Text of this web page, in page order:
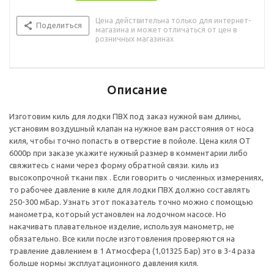
эксплуатационного давления киля.
Поделиться
Цена действительна только для интернет-
магазина и может отличаться от цен в
розничных магазинах
Описание
Изготовим киль для лодки ПВХ под заказ нужной вам длины,
установим воздушный клапан на нужное вам расстояния от носа
киля, чтобы точно попасть в отверстие в пойоле. Цена киля ОТ
6000р при заказе укажите нужный размер в комментарии либо
свяжитесь с нами через форму обратной связи. киль из
высокопрочной ткани пвх . Если говорить о численных измерениях,
то рабочее давление в киле для лодки ПВХ должно составлять
250-300 мБар. Узнать этот показатель точно можно с помощью
манометра, который установлен на лодочном насосе. Но
накачивать плавательное изделие, используя манометр, не
обязательно. Все кили после изготовления проверяются на
травление давлением в 1 Атмосфера (1,01325 Бар) это в 3-4 раза
больше нормы эксплуатационного давления киля.